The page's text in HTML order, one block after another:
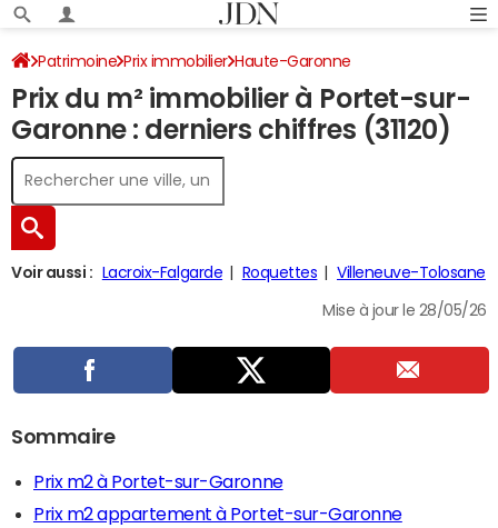
Patrimoine Prix immobilier Haute-Garonne
Portet-sur-Garonne
Prix du m² immobilier à Portet-sur-
Garonne : derniers chiffres (31120)
Voir aussi : Lacroix-Falgarde Roquettes Villeneuve-Tolosane
Mise à jour le 28/05/26
Sommaire
Prix m2 à Portet-sur-Garonne
Prix m2 appartement à Portet-sur-Garonne